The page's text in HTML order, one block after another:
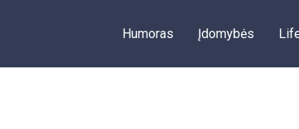
Humoras Įdomybės